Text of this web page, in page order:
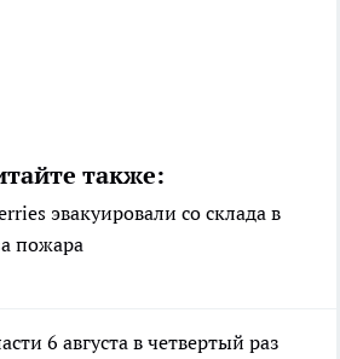
также:
эвакуировали со склада в
пожара
6 августа в четвертый раз